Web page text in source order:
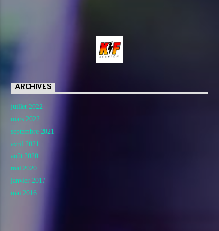
ARCHIVES
juillet 2022
mars 2022
septembre 2021
avril 2021
août 2020
mai 2020
janvier 2017
mai 2016